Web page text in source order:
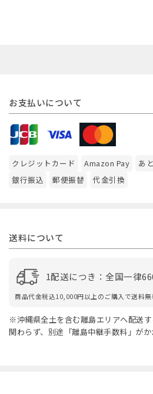
お支払いについて
クレジットカード Amazon Pay
あ
銀行振込
郵便振替 代金引換
送料について
1配送につき：全国一律
商品代金税込10,000円以上のご購入で送料無
※沖縄県全土を含む離島エリアへ配送
関わらず、別途「離島中継手数料」がか